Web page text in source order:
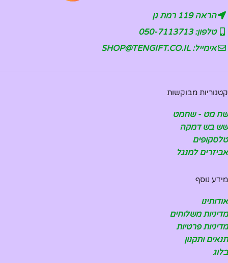
הראה 119 רמת גן
טלפון: 050-7113713
אימייל: SHOP@TENGIFT.CO.IL
קטגוריות מבוקשות
שח מט - שחמט
שש בש דמקה
טלסקופים
אביזרים למנגל
מידע נוסף
אודותינו
מדיניות משלוחים
מדיניות פרטיות
תנאים ותקנון
בלוג